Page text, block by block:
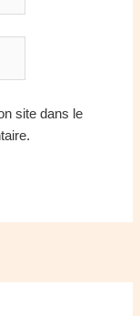
site dans le